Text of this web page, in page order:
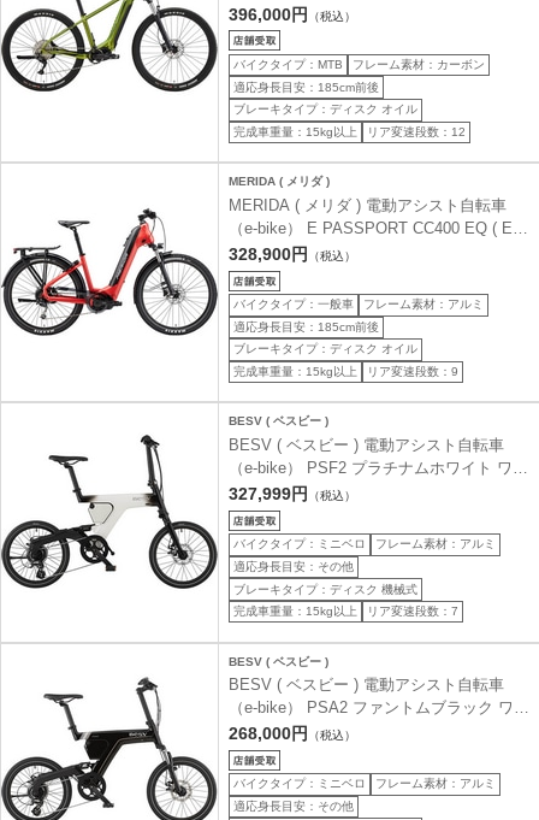
イン 400 ) マットエバーグリーン(グリー
ン) | EG72 43 ( 身長目安185cm前後 )
396,000円 （税込）
バイクタイプ：MTB
フレーム素材：カーボン
適応身長目安：185cm前後
ブレーキタイプ：ディスク オイル
完成車重量：15kg以上
リア変速段数：12
MERIDA ( メリダ )
MERIDA ( メリダ ) 電動アシスト自転車
（e-bike） E PASSPORT CC400 EQ ( E
パスポート CC400 エクイップド ) シルク
レッド(ブラック) | ER54 43 ( 身長目安
185cm前後 )
328,900円 （税込）
バイクタイプ：一般車
フレーム素材：アルミ
適応身長目安：185cm前後
ブレーキタイプ：ディスク オイル
完成車重量：15kg以上
リア変速段数：9
BESV ( ベスビー )
BESV ( ベスビー ) 電動アシスト自転車
（e-bike） PSF2 プラチナムホワイト ワン
サイズ ( 身長目安150cm以上 )
327,999円 （税込）
バイクタイプ：ミニベロ
フレーム素材：アルミ
適応身長目安：その他
ブレーキタイプ：ディスク 機械式
完成車重量：15kg以上
リア変速段数：7
BESV ( ベスビー )
BESV ( ベスビー ) 電動アシスト自転車
（e-bike） PSA2 ファントムブラック ワン
サイズ ( 身長目安150cm以上 )
268,000円 （税込）
バイクタイプ：ミニベロ
フレーム素材：アルミ
適応身長目安：その他